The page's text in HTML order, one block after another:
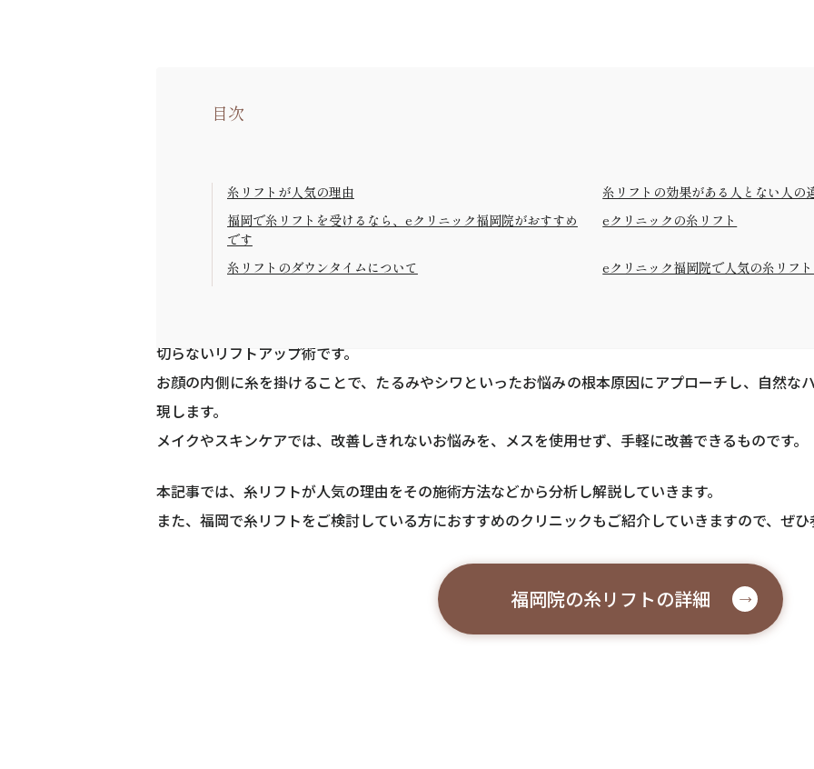
目次
糸リフトが人気の理由
糸リフトの効果がある人とない人の
福岡で糸リフトを受けるなら、eクリニック福岡院がおすすめ
です
eクリニックの糸リフト
糸リフトのダウンタイムについて eクリニック福岡院で人気の糸リフ
切らないリフトアップ術です。
お顔の内側に糸を掛けることで、たるみやシワといったお悩みの根本原因にアプローチし、自然な
現します。
メイクやスキンケアでは、改善しきれないお悩みを、メスを使用せず、手軽に改善できるものです。
本記事では、糸リフトが人気の理由をその施術方法などから分析し解説していきます。
また、福岡で糸リフトをご検討している方におすすめのクリニックもご紹介していきますので、ぜひ
福岡院の糸リフトの詳細